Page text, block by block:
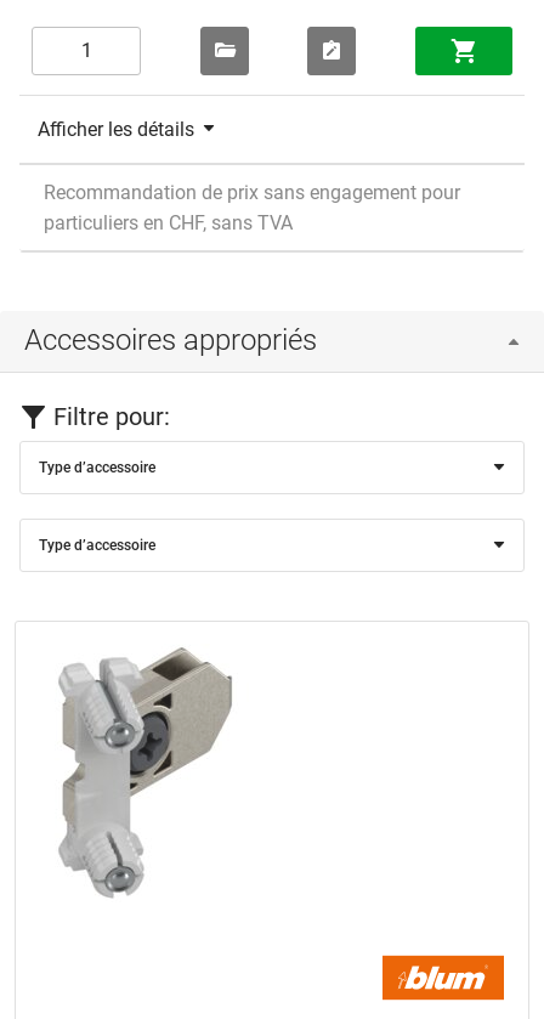
Afficher les détails
Recommandation de prix sans engagement pour
particuliers en CHF, sans TVA
Accessoires appropriés
Filtre pour:
Type d’accessoire
Type d’accessoire